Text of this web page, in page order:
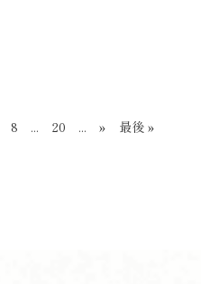
8 ... 20 ... » 最後 »